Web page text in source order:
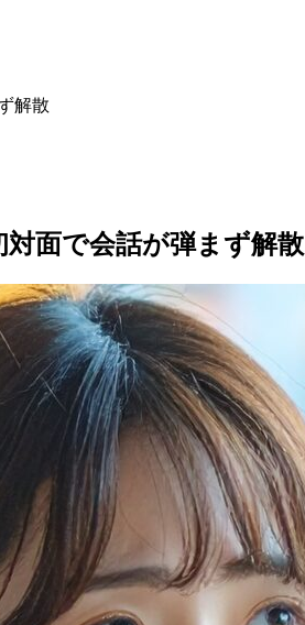
解散
面で会話が弾まず解散